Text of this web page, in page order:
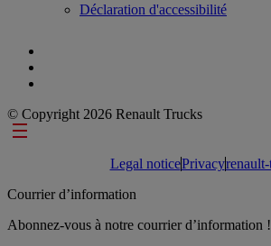
Déclaration d'accessibilité
© Copyright 2026 Renault Trucks
Footer links
Legal noticePrivacy
Courrier d’information
Abonnez-vous à notre courrier d’information !